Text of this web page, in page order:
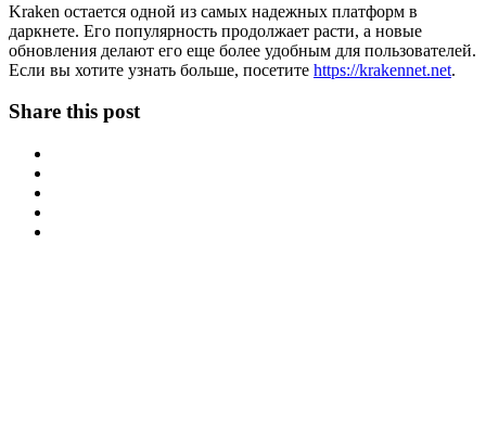
Kraken остается одной из самых надежных платформ в
даркнете. Его популярность продолжает расти, а новые
обновления делают его еще более удобным для пользователей.
Если вы хотите узнать больше, посетите https://krakennet.net.
Share this post